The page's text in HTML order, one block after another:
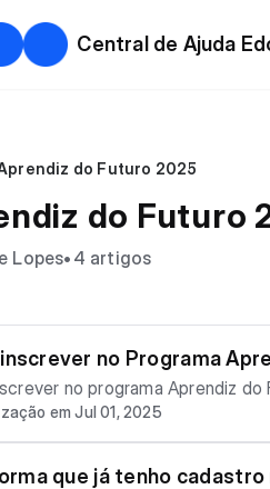
Central de Ajuda
do Futuro 2025
do Futuro
Lopes• 4 artigos
no Programa
Aprendiz do Futuro A inscrição é feita de forma simples e totalmente online!
passo completo: 👉 Cadastro aqui. 📌 Importante: Antes de iniciar sua
na plataforma. Caso já tenha, é
assistir ao vídeo com o passo
em Jul 01, 2025
que já tenho cadastro